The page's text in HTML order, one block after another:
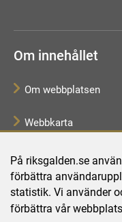
På riksgalden.se
förbättra
statistik. Vi använder
förbättra vår
Om innehållet
Om webbplatsen
Webbkarta
Behandling av